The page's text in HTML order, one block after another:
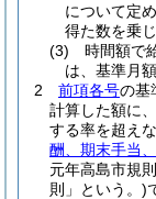
について定
得た数を乗
(3)
時間額で
は、基準月
2
前項各号の基
計算した額に、
する率を超え
酬、期末手当
元年高島市規
則」という。)